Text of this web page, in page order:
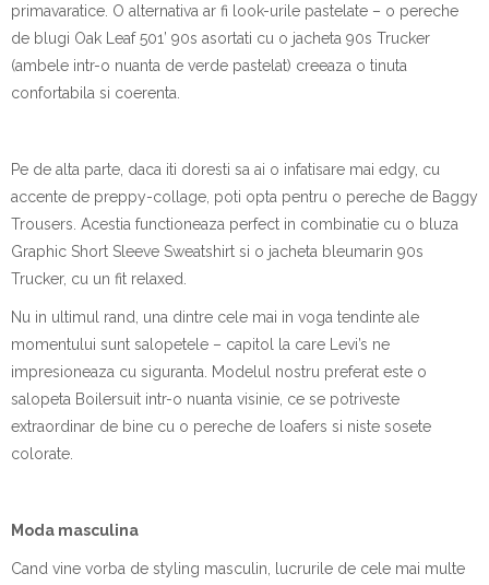
primavaratice. O alternativa ar fi look-urile pastelate – o pereche
de blugi Oak Leaf 501’ 90s asortati cu o jacheta 90s Trucker
(ambele intr-o nuanta de verde pastelat) creeaza o tinuta
confortabila si coerenta.
Pe de alta parte, daca iti doresti sa ai o infatisare mai edgy, cu
accente de preppy-collage, poti opta pentru o pereche de Baggy
Trousers. Acestia functioneaza perfect in combinatie cu o bluza
Graphic Short Sleeve Sweatshirt si o jacheta bleumarin 90s
Trucker, cu un fit relaxed.
Nu in ultimul rand, una dintre cele mai in voga tendinte ale
momentului sunt salopetele – capitol la care Levi’s ne
impresioneaza cu siguranta. Modelul nostru preferat este o
salopeta Boilersuit intr-o nuanta visinie, ce se potriveste
extraordinar de bine cu o pereche de loafers si niste sosete
colorate.
Moda masculina
Cand vine vorba de styling masculin, lucrurile de cele mai multe